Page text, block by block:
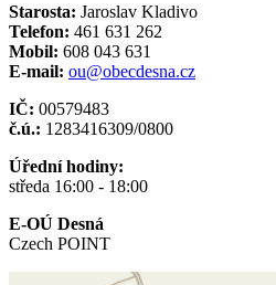
Starosta: Jaroslav Kladivo
Telefon: 461 631 262
Mobil: 608 043 631
E-mail: ou@obecdesna.cz
IČ: 00579483
č.ú.: 1283416309/0800
Úřední hodiny:
středa 16:00 - 18:00
E-OÚ Desná
Czech POINT